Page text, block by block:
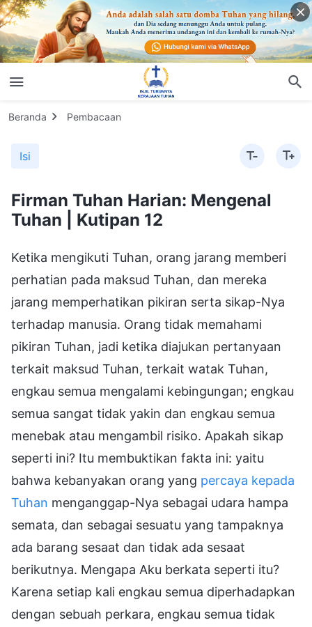
Beranda Pembacaan
Isi
Firman Tuhan Harian: Mengenal
Tuhan | Kutipan 12
Ketika mengikuti Tuhan, orang jarang memberi
perhatian pada maksud Tuhan, dan mereka
jarang memperhatikan pikiran serta sikap-Nya
terhadap manusia. Orang tidak memahami
pikiran Tuhan, jadi ketika diajukan pertanyaan
terkait maksud Tuhan, terkait watak Tuhan,
engkau semua mengalami kebingungan; engkau
semua sangat tidak yakin dan engkau semua
menebak atau mengambil risiko. Apakah sikap
seperti ini? Itu membuktikan fakta ini: yaitu
bahwa kebanyakan orang yang percaya kepada
Tuhan menganggap-Nya sebagai udara hampa
semata, dan sebagai sesuatu yang tampaknya
ada barang sesaat dan tidak ada sesaat
berikutnya. Mengapa Aku berkata seperti itu?
Karena setiap kali engkau semua diperhadapkan
dengan sebuah perkara, engkau semua tidak